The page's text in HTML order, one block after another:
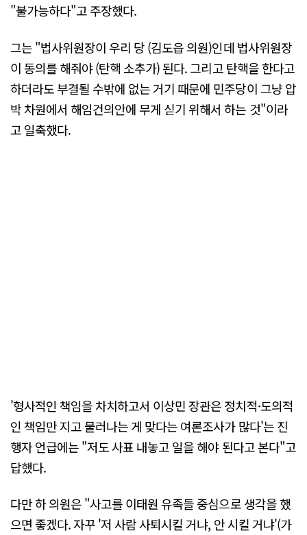
"불가능하다"고 주장했다.
그는 "법사위원장이 우리 당 (김도읍 의원)인데 법사위원장
이 동의를 해줘야 (탄핵 소추가) 된다. 그리고 탄핵을 한다고
하더라도 부결될 수밖에 없는 거기 때문에 민주당이 그냥 압
박 차원에서 해임건의안에 무게 싣기 위해서 하는 것"이라
고 일축했다.
'형사적인 책임을 차치하고서 이상민 장관은 정치적·도의적
인 책임만 지고 물러나는 게 맞다는 여론조사가 많다'는 진
행자 언급에는 "저도 사표 내놓고 일을 해야 된다고 본다"고
답했다.
다만 하 의원은 "사고를 이태원 유족들 중심으로 생각을 했
으면 좋겠다. 자꾸 '저 사람 사퇴시킬 거냐, 안 시킬 거냐'(가